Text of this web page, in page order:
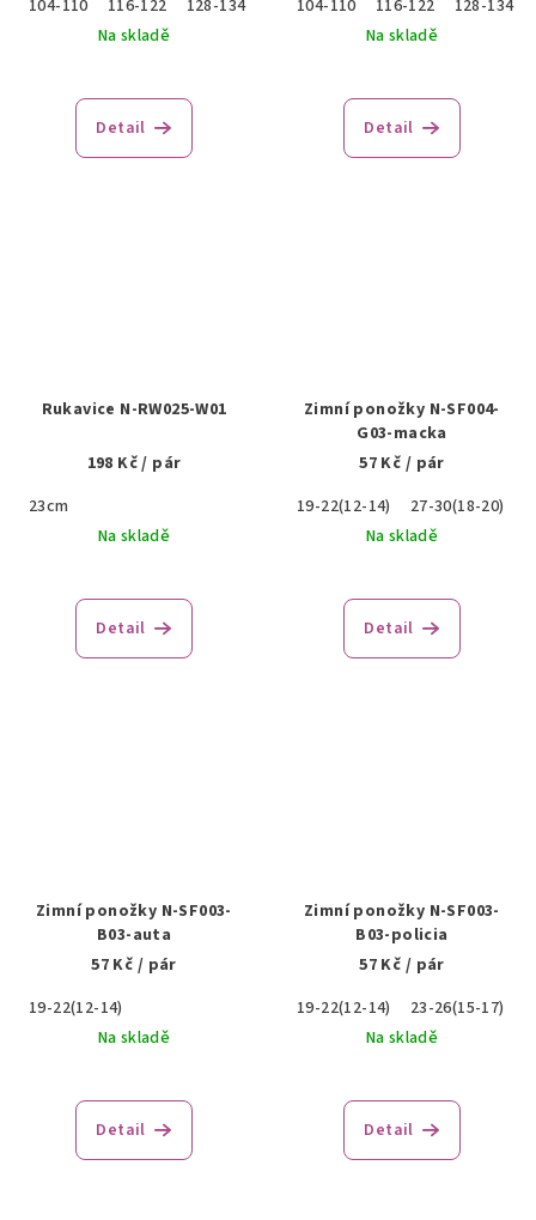
104-110 116-122 128-134 140-146
152-158
Na skladě
Detail
104-110 116-122 128-134
Na skladě
Detail
Rukavice N-RW025-W01
198 Kč/ pár
23cm
Na skladě
Detail
Zimní ponožky N-SF004-
G03-macka
57 Kč / pár
19-22(12-14)
27-30(18-20)
Na skladě
Detail
Zimní ponožky N-SF003-
B03-auta
57 Kč / pár
19-22(12-14)
Na skladě
Detail
Zimní ponožky N-SF003-
B03-policia
57 Kč / pár
19-22(12-14)
23-26(15-17)
Na skladě
Detail